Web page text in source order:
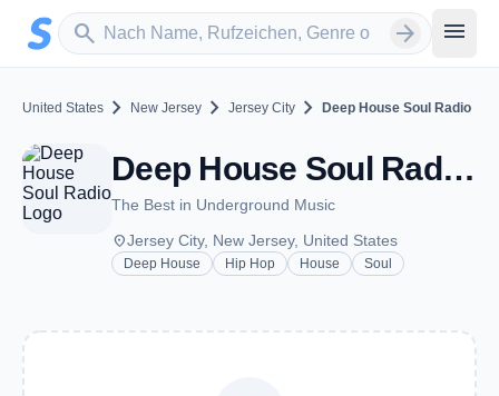
Zum Hauptinhalt springen
search
Sender suchen arrow_forward menu
United States chevron_right New Jersey chevron_right Jersey City chevron_right Deep House Soul Radio
Deep House Soul Radio - Jersey City, NJ
The Best in Underground Music
placeJersey City, New Jersey, United States
Deep House Hip Hop House Soul